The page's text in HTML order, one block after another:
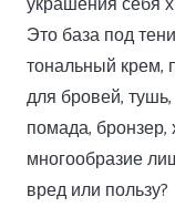
Это база под
тональный крем,
для бровей,
помада, бронзер,
многообразие
вред или пользу?